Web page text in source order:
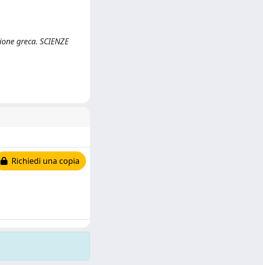
greca. SCIENZE
Richiedi una copia